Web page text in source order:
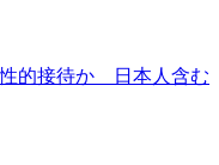
的接待か 日本人含む